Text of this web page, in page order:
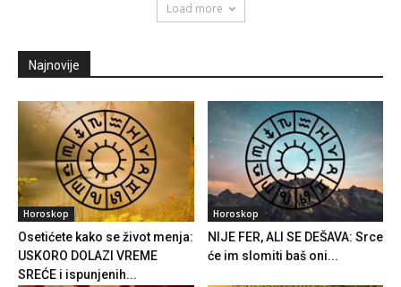
Load more
Najnovije
Horoskop
Osetićete kako se život menja:
USKORO DOLAZI VREME
SREĆE i ispunjenih...
Horoskop
NIJE FER, ALI SE DEŠAVA: Srce
će im slomiti baš oni...